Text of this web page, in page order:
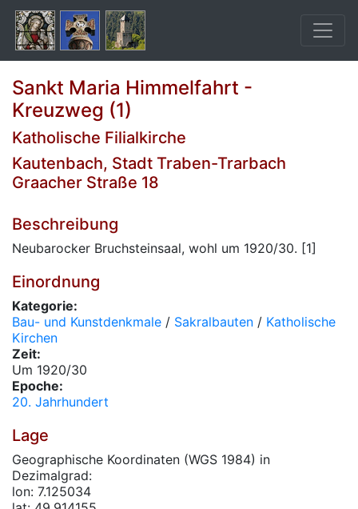
Sankt Maria Himmelfahrt -
Kreuzweg (1)
Katholische Filialkirche
Kautenbach, Stadt Traben-Trarbach
Graacher Straße 18
Beschreibung
Neubarocker Bruchsteinsaal, wohl um 1920/30. [1]
Einordnung
Kategorie:
Bau- und Kunstdenkmale / Sakralbauten / Katholische
Kirchen
Zeit:
Um 1920/30
Epoche:
20. Jahrhundert
Lage
Geographische Koordinaten (WGS 1984) in
Dezimalgrad:
lon: 7.125034